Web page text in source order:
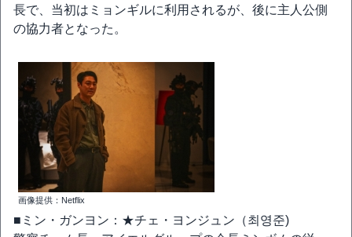
長で、当初はミョンギルに利用されるが、後に主人公側
の協力者となった。
画像提供：Netflix
■ミン・ガンヨン：★チェ・ヨンジュン（최영준)